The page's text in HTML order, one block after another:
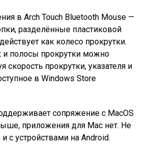
в Arch Touch Bluetooth Mouse —
разделённые пластиковой
как колесо прокрутки.
и полосы прокрутки можно
скорость прокрутки, указателя и
в Windows Store
сопряжение с MacOS
приложения для Mac нет. Не
с устройствами на Android.